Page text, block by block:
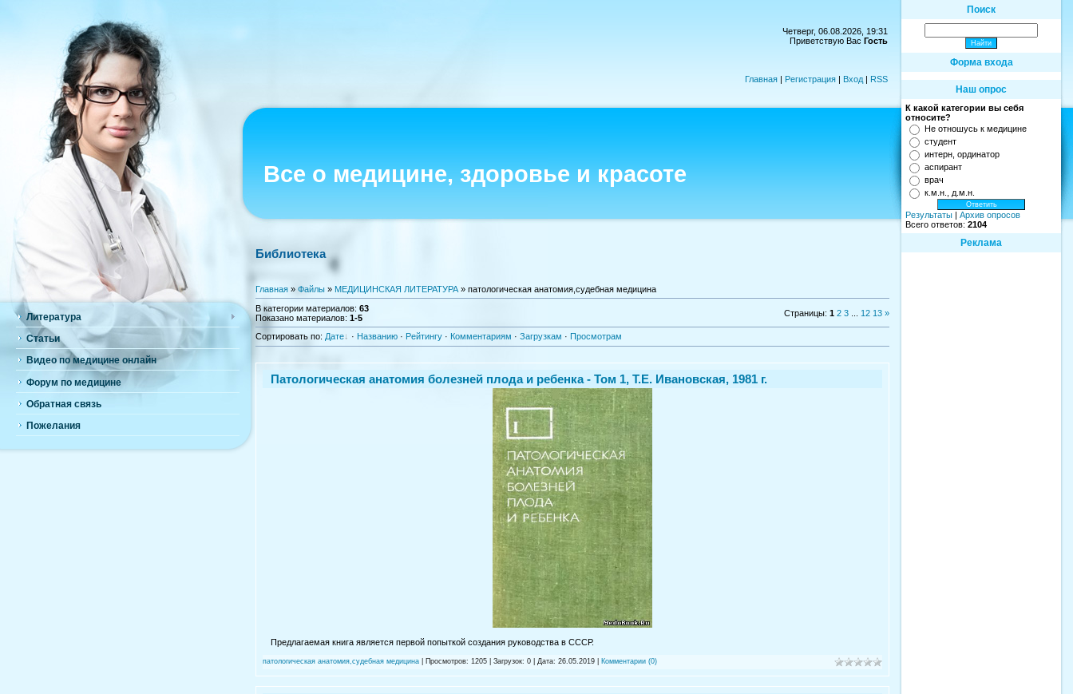
Литература
Статьи
Видео по медицине онлайн
Форум по медицине
Обратная связь
Пожелания
Четверг, 06.08.2026, 19:31
Приветствую Вас Гость
Главная | Регистрация | Вход | RSS
Все о медицине, здоровье и красоте
Библиотека
Главная » Файлы » МЕДИЦИНСКАЯ ЛИТЕРАТУРА » патологическая анатомия,судебная медицина
В категории материалов: 63
Показано материалов: 1-5 Страницы: 1 2 3 12 13 »
Сортировать по: Дате · Названию · Рейтингу · Комментариям · Загрузкам · Просмотрам
Патологическая анатомия болезней плода и ребенка - Том 1, Т.Е. Ивановская, 1981 г.
Предлагаемая книга является первой попыткой создания руководства в СССР.
патологическая анатомия,судебная медицина | Просмотров: 1205 | Загрузок: 0 | Дата: 26.05.2019 Комментарии (0)
Поиск
Форма входа
Наш опрос
К какой категории вы себя
относите?
Не отношусь к медицине
студент
интерн, ординатор
аспирант
врач
к.м.н., д.м.н.
Результаты | Архив опросов
Всего ответов: 2104
Реклама